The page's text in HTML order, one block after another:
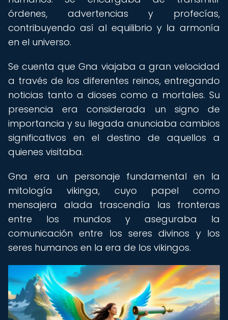
órdenes, advertencias y profecías,
contribuyendo así al equilibrio y la armonía
en el universo.
Se cuenta que Gna viajaba a gran velocidad
a través de los diferentes reinos, entregando
noticias tanto a dioses como a mortales. Su
presencia era considerada un signo de
importancia y su llegada anunciaba cambios
significativos en el destino de aquellos a
quienes visitaba.
Gna era un personaje fundamental en la
mitología vikinga, cuyo papel como
mensajera alada trascendía las fronteras
entre los mundos y aseguraba la
comunicación entre los seres divinos y los
seres humanos en la era de los vikingos.